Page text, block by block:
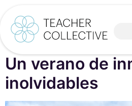
Un verano de
inolvidables